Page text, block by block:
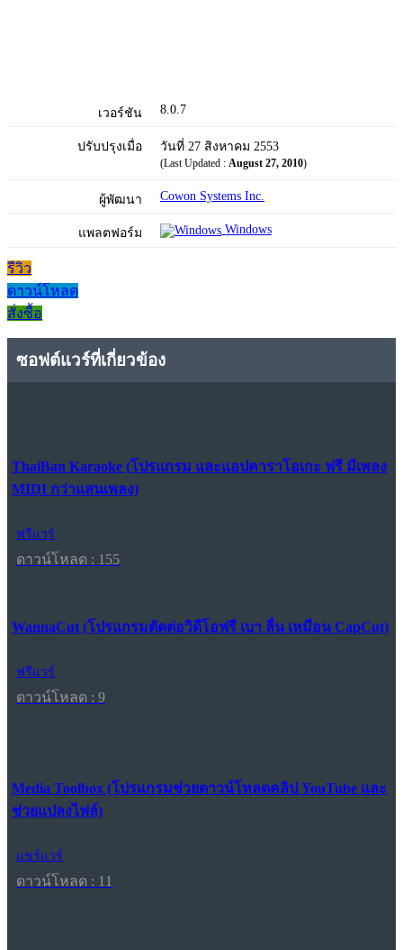
เวอร์ชัน 8.0.7
ปรับปรุงเมื่อ วันที่ 27 สิงหาคม 2553
(Last Updated : August 27, 2010)
ผู้พัฒนา Cowon Systems Inc.
แพลตฟอร์ม Windows
รีวิว
ดาวน์โหลด
สั่งซื้อ
ซอฟต์แวร์ที่เกี่ยวข้อง
ThaiBan Karaoke (โปรแกรม และแอปคาราโอเกะ ฟรี มีเพลง
MIDI กว่าแสนเพลง)
ฟรีแวร์
ดาวน์โหลด : 155
WannaCut (โปรแกรมตัดต่อวิดีโอฟรี เบา ลื่น เหมือน CapCut)
ฟรีแวร์
ดาวน์โหลด : 9
Media Toolbox (โปรแกรมช่วยดาวน์โหลดคลิป YouTube และ
ช่วยแปลงไฟล์)
แชร์แวร์
ดาวน์โหลด : 11